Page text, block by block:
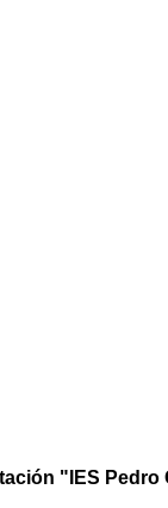
"IES Pedro